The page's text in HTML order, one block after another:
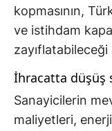
kopmasının,
ve istihdam
zayıflatabileceği
İhracatta düşüş
Sanayicilerin
maliyetleri,